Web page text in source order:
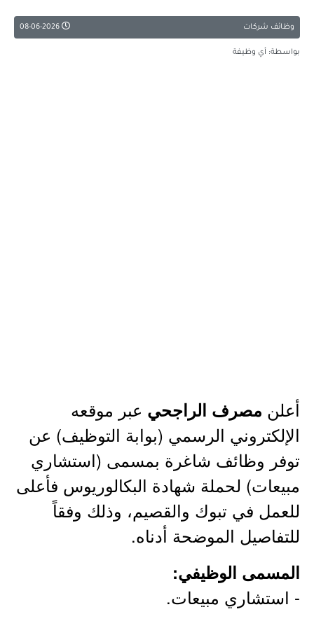
وظائف شركات
بواسطة: أي وظيفة
أعلن مصرف الراجحي عبر موقعه
الإلكتروني الرسمي (بوابة التوظيف) عن
توفر وظائف شاغرة بمسمى (استشاري
مبيعات) لحملة شهادة البكالوريوس فأعلى
للعمل في تبوك والقصيم، وذلك وفقاً
للتفاصيل الموضحة أدناه.
المسمى الوظيفي:
- استشاري مبيعات.